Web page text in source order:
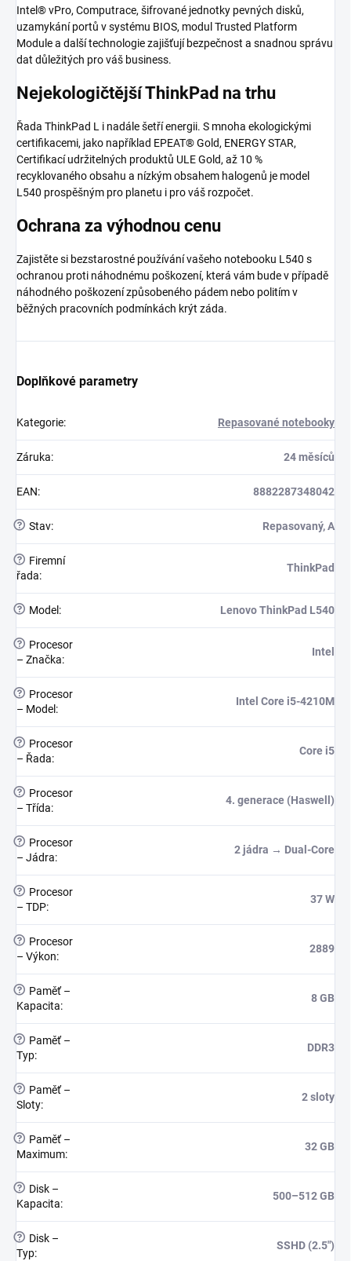
Intel® vPro, Computrace, šifrované jednotky pevných disků,
uzamykání portů v systému BIOS, modul Trusted Platform
Module a další technologie zajišťují bezpečnost a snadnou správu
dat důležitých pro váš business.
Nejekologičtější ThinkPad na trhu
Řada ThinkPad L i nadále šetří energii. S mnoha ekologickými
certifikacemi, jako například EPEAT® Gold, ENERGY STAR,
Certifikací udržitelných produktů ULE Gold, až 10 %
recyklovaného obsahu a nízkým obsahem halogenů je model
L540 prospěšným pro planetu i pro váš rozpočet.
Ochrana za výhodnou cenu
Zajistěte si bezstarostné používání vašeho notebooku L540 s
ochranou proti náhodnému poškození, která vám bude v případě
náhodného poškození způsobeného pádem nebo politím v
běžných pracovních podmínkách krýt záda.
Doplňkové parametry
Kategorie: Repasované notebooky
Záruka: 24 měsíců
EAN: 8882287348042
? Stav: Repasovaný, A
?
Firemní
řada:
ThinkPad
? Model : Lenovo ThinkPad L540
?
Procesor
– Značka:
Intel
?
Procesor
– Model :
Intel Core i5-4210M
?
Procesor
– Řada:
Core i5
?
Procesor
– Třída:
4. generace (Haswell)
?
Procesor
– Jádra:
2 jádra → Dual-Core
?
Procesor
– TDP:
37 W
?
Procesor
– Výkon:
2889
?
Paměť –
Kapacita:
8 GB
?
Paměť –
Typ:
DDR3
?
Paměť –
Sloty:
2 sloty
?
Paměť –
Maximum:
32 GB
?
Disk –
Kapacita:
500–512 GB
?
Disk –
Typ:
SSHD (2.5")